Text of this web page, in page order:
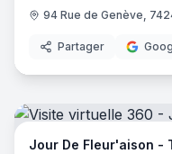
94 Rue de Genève,
Partager
Jour De Fleur'aison -